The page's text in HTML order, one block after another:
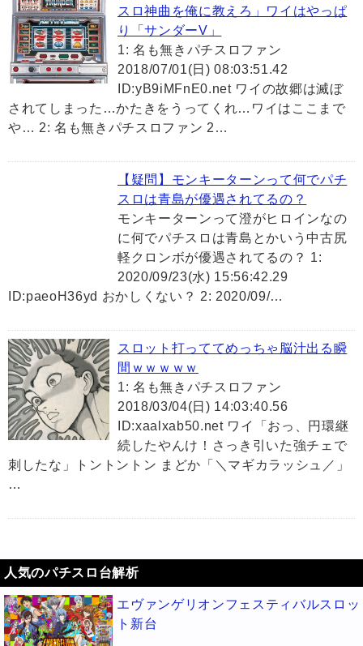
スロ神曲を俺に教えろ」ワイはやっぱ
り「サンダーV」
1: 名も無きパチスロファン
2018/07/01(日) 08:03:51.42
ID:yB9iMFnE0.net ワイの故郷は滅ぼ
されてしまった…かたきをうってくれ…ワイはここまで
や… 2: 名も無きパチスロファン 2…
【疑問】モンキーターンって何でパチ
スロは青島が優遇されてるの？
モンキーターンって澄がヒロインなの
に何でパチスロは青島とかいう中古尻
軽クロンボが優遇されてるの？ 1:
2020/09/23(水) 15:56:42.29
ID:paeoH36yd おかしくない？ 2: 2020/09/…
スロット打っててめっちゃ脳汁出る瞬
間ｗｗｗｗｗ
1: 名も無きパチスロファン
2018/03/04(日) 14:03:40.56
ID:xaalxab50.net ワイ「おっ、円環継
続したやんけ！さっき引いた強チェで
刺したな」トントントン まどか「＼マギカラッシュ／」
…
人気のパチスロ台解析
エヴァンゲリオンフェスティバルスロッ
ト新台